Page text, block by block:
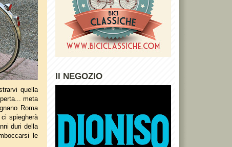
quella
meta
Roma
spiegherà
duri della
le
Il NEGOZIO